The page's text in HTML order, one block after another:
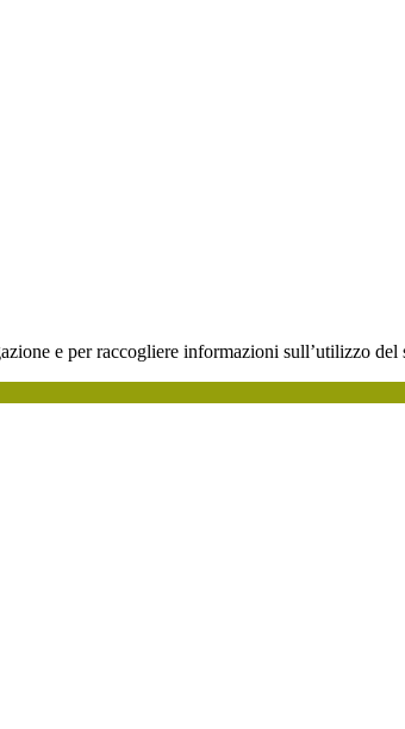
e per raccogliere informazioni sull’utilizzo del